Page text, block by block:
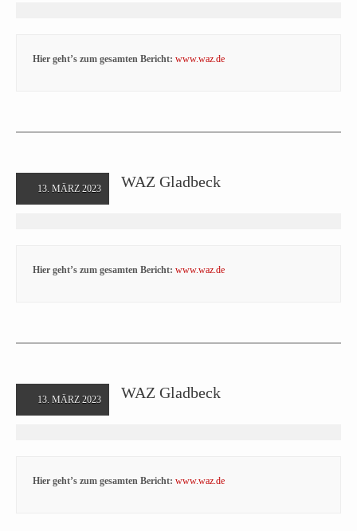
Hier geht’s zum gesamten Bericht: www.waz.de
13. MÄRZ 2023 WAZ Gladbeck
Hier geht’s zum gesamten Bericht: www.waz.de
13. MÄRZ 2023 WAZ Gladbeck
Hier geht’s zum gesamten Bericht: www.waz.de